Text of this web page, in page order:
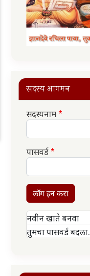
सदस्य आगमन
सदस्यनाम
पासवर्ड
लॉग इन करा
नवीन खाते बनवा
तुमचा पासवर्ड बदला.